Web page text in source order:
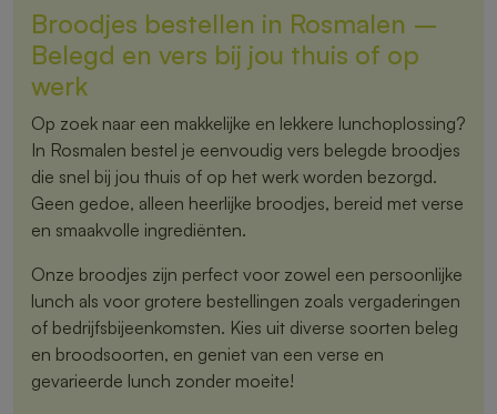
Broodjes bestellen in Rosmalen –
Belegd en vers bij jou thuis of op
werk
Op zoek naar een makkelijke en lekkere lunchoplossing?
In Rosmalen bestel je eenvoudig vers belegde broodjes
die snel bij jou thuis of op het werk worden bezorgd.
Geen gedoe, alleen heerlijke broodjes, bereid met verse
en smaakvolle ingrediënten.
Onze broodjes zijn perfect voor zowel een persoonlijke
lunch als voor grotere bestellingen zoals vergaderingen
of bedrijfsbijeenkomsten. Kies uit diverse soorten beleg
en broodsoorten, en geniet van een verse en
gevarieerde lunch zonder moeite!